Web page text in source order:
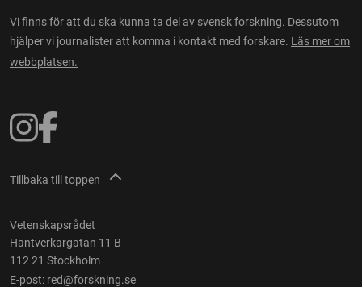
Vi finns för att du ska kunna ta del av svensk forskning. Dessutom
hjälper vi journalister att komma i kontakt med forskare. Läs mer om
webbplatsen.
Tillbaka till toppen
Vetenskapsrådet
Hantverkargatan 11 B
112 21 Stockholm
E-post: red@forskning.se